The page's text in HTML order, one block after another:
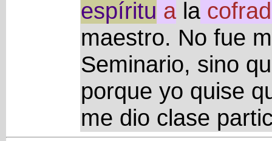
espíritu ala
maestro. No fue
Seminario, sino
porque yo quise
me dio clase